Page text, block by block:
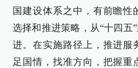
国建设体系之中，有前瞻性
选择和推进策略，从“十四五
进。在实施路径上，推进服
足国情，找准方向，把握重